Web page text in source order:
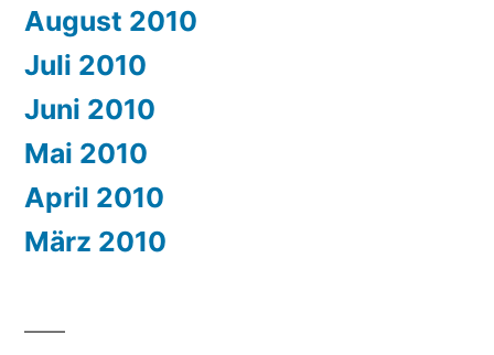
August 2010
Juli 2010
Juni 2010
Mai 2010
April 2010
März 2010